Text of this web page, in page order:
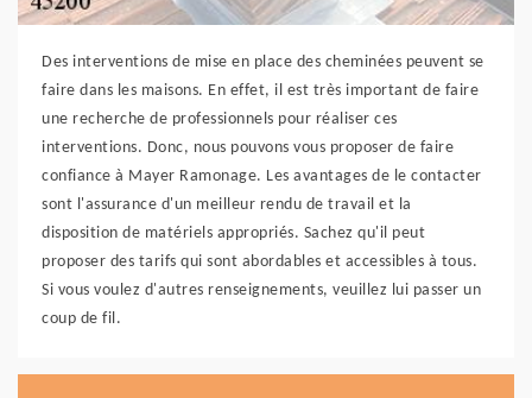
Des interventions de mise en place des cheminées peuvent se
faire dans les maisons. En effet, il est très important de faire
une recherche de professionnels pour réaliser ces
interventions. Donc, nous pouvons vous proposer de faire
confiance à Mayer Ramonage. Les avantages de le contacter
sont l'assurance d'un meilleur rendu de travail et la
disposition de matériels appropriés. Sachez qu'il peut
proposer des tarifs qui sont abordables et accessibles à tous.
Si vous voulez d'autres renseignements, veuillez lui passer un
coup de fil.